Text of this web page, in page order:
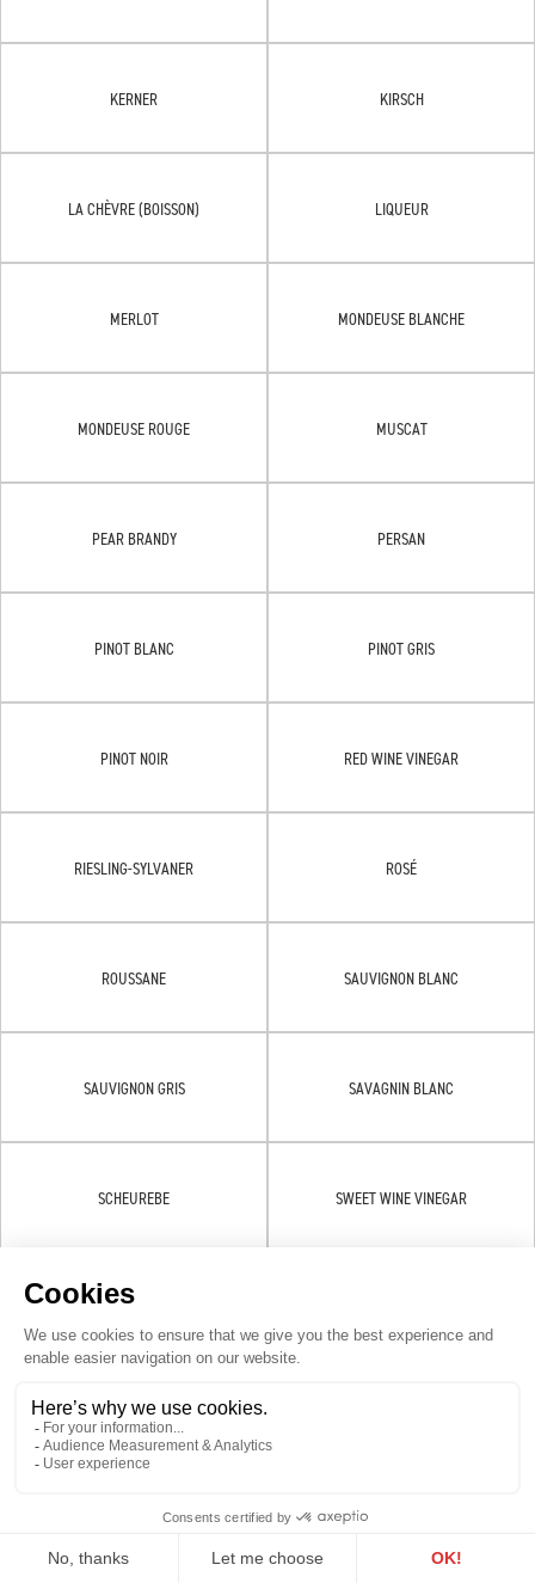
KERNER KIRSCH
LA CHÈVRE (BOISSON) LIQUEUR
MERLOT MONDEUSE BLANCHE
MONDEUSE ROUGE MUSCAT
PEAR BRANDY PERSAN
PINOT BLANC PINOT GRIS
PINOT NOIR RED WINE VINEGAR
RIESLING-SYLVANER ROSÉ
ROUSSANE SAUVIGNON BLANC
SAUVIGNON GRIS SAVAGNIN BLANC
SCHEUREBE SWEET WINE VINEGAR
SYLVANER
TEMPRANILLO
VIN NATURE